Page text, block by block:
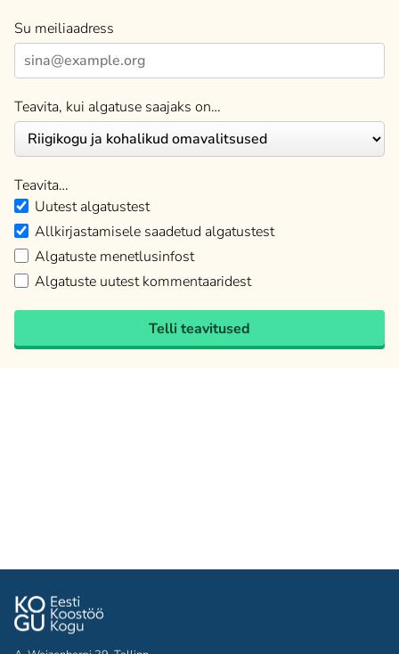
Su meiliaadress
Teavita, kui algatuse saajaks on…
Teavita…
Uutest algatustest
Allkirjastamisele saadetud algatustest
Algatuste menetlusinfost
Algatuste uutest kommentaaridest
Telli teavitused